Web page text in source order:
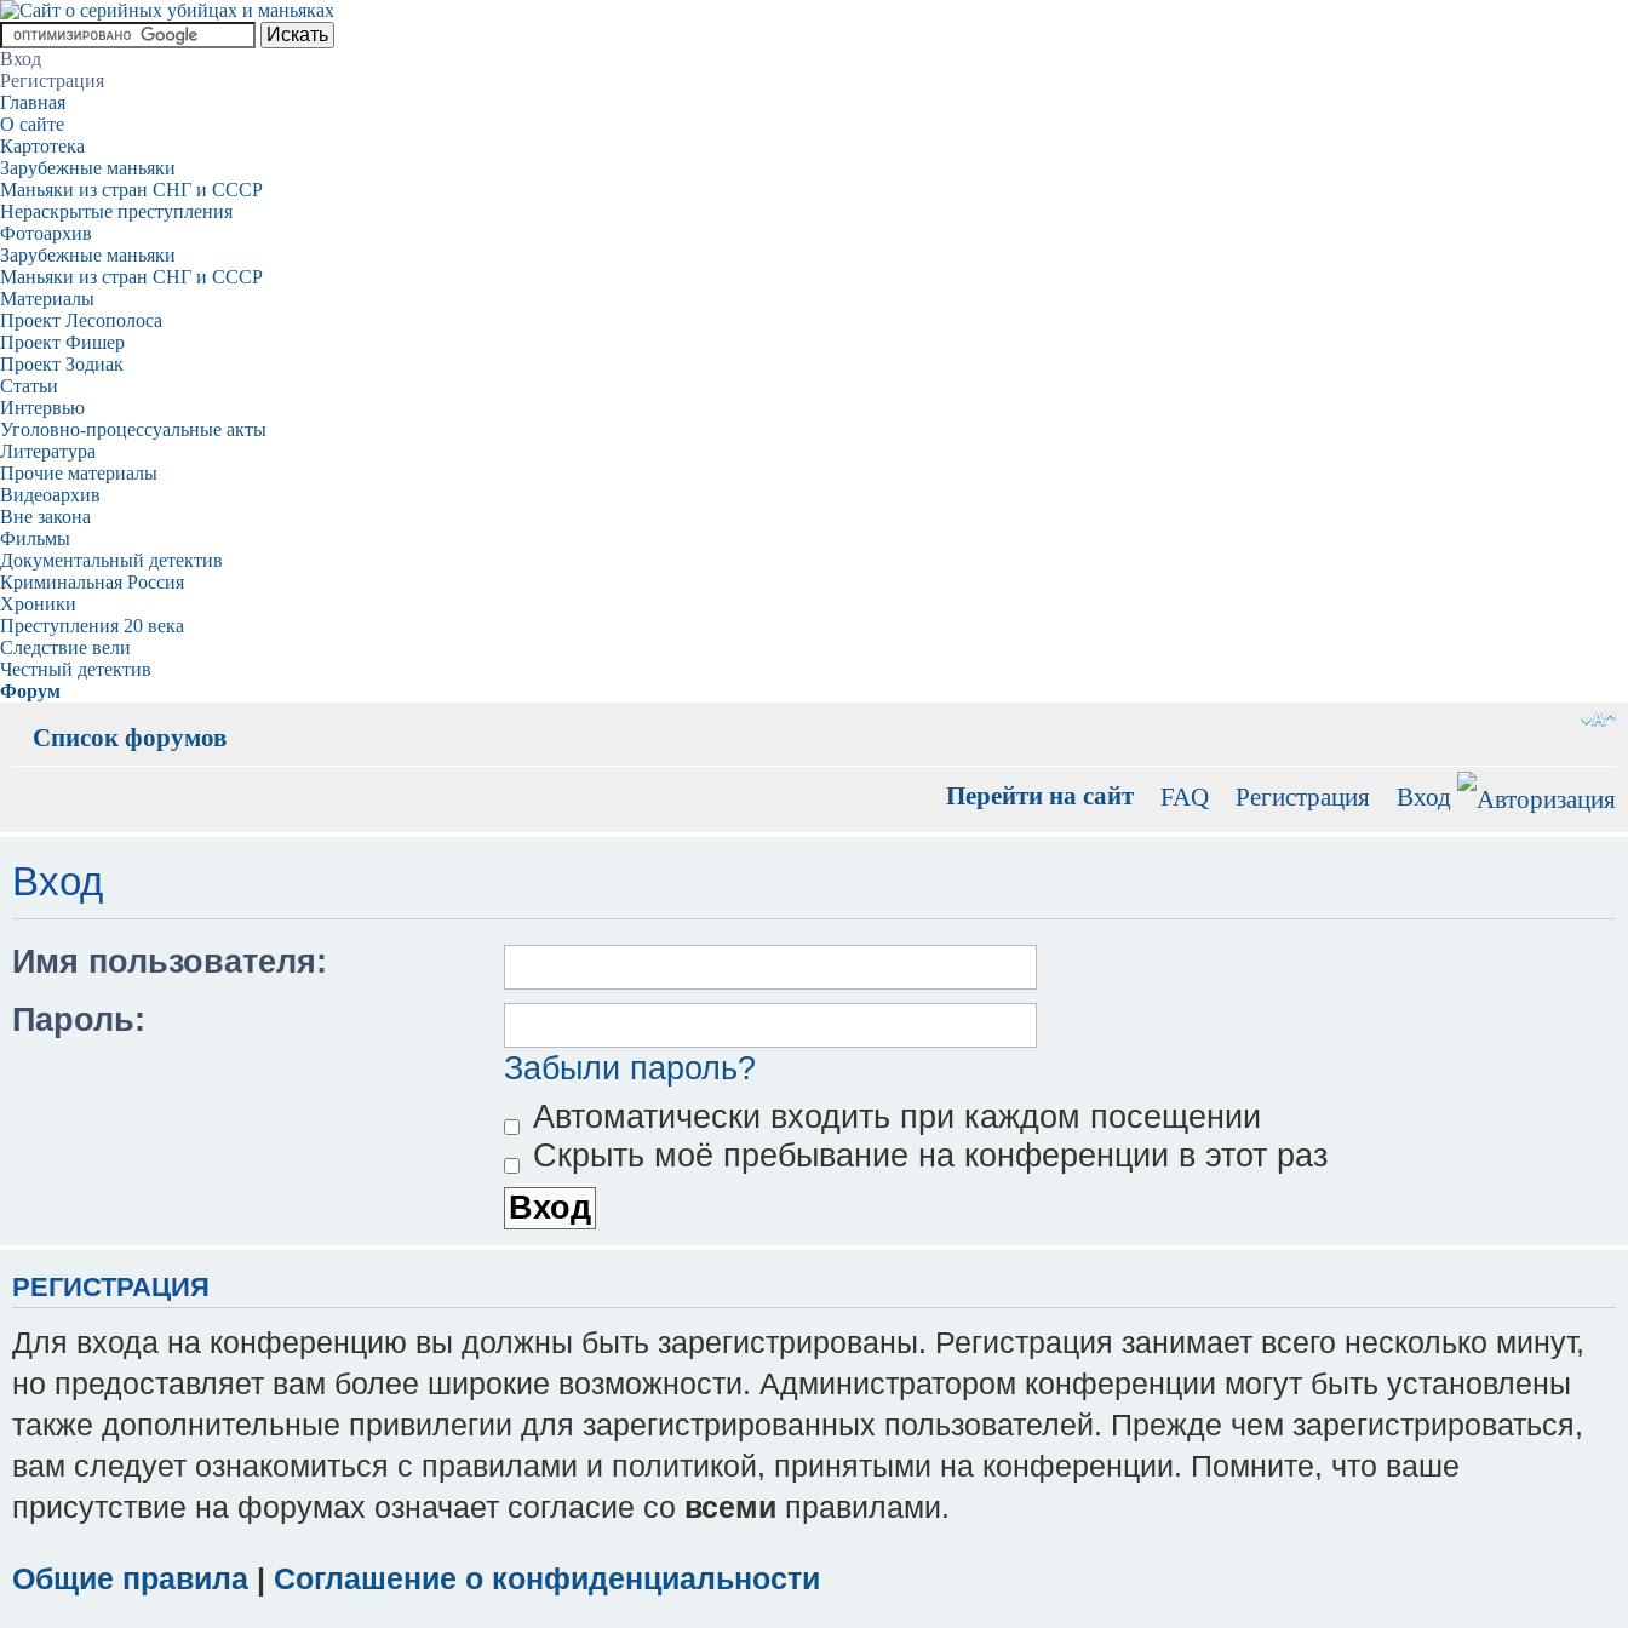
Вход
Регистрация
Главная
О сайте
Картотека
Зарубежные маньяки
Маньяки из стран СНГ и СССР
Нераскрытые преступления
Фотоархив
Зарубежные маньяки
Маньяки из стран СНГ и СССР
Материалы
Проект Лесополоса
Проект Фишер
Проект Зодиак
Статьи
Интервью
Уголовно-процессуальные акты
Литература
Прочие материалы
Видеоархив
Вне закона
Фильмы
Документальный детектив
Криминальная Россия
Хроники
Преступления 20 века
Следствие вели
Честный детектив
Форум
Список форумов
Перейти на сайт FAQ Регистрация Вход
Вход
Имя пользователя:
Пароль:
Забыли пароль?
Автоматически входить при каждом посещении
Скрыть моё пребывание на конференции в этот раз
РЕГИСТРАЦИЯ
Для входа на конференцию вы должны быть зарегистрированы. Регистрация занимает всего несколько минут,
но предоставляет вам более широкие возможности. Администратором конференции могут быть установлены
также дополнительные привилегии для зарегистрированных пользователей. Прежде чем зарегистрироваться,
вам следует ознакомиться с правилами и политикой, принятыми на конференции. Помните, что ваше
присутствие на форумах означает согласие со всеми правилами.
Общие правила | Соглашение о конфиденциальности